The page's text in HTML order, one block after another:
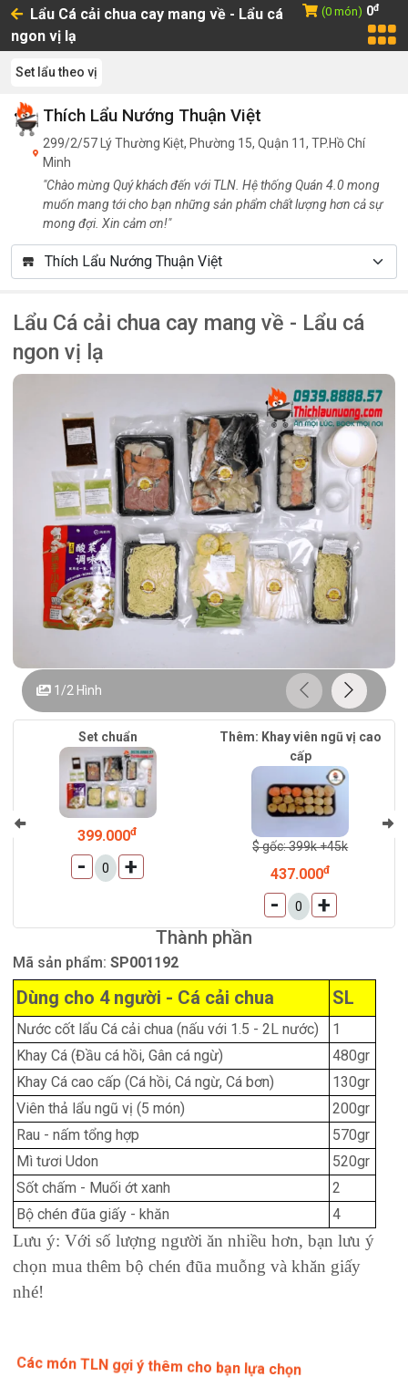
Lẩu Cá cải chua cay mang về - Lẩu cá
ngon vị lạ
(0 món) 0đ
Set lẩu theo vị
Thích Lẩu Nướng Thuận Việt
299/2/57 Lý Thường Kiệt, Phường 15, Quận 11, TP.Hồ Chí
Minh
"Chào mừng Quý khách đến với TLN. Hệ thống Quán 4.0 mong
muốn mang tới cho bạn những sản phẩm chất lượng hơn cả sự
mong đợi. Xin cảm ơn!"
Lẩu Cá cải chua cay mang về - Lẩu cá
ngon vị lạ
1/2 Hình
Set chuẩn
399.000đ
- +
Thêm: Khay viên ngũ vị cao
cấp
$ gốc: 399k +45k
437.000đ
- +
Thành phần
Mã sản phẩm: SP001192
Dùng cho 4 người - Cá cải chua SL
Nước cốt lẩu Cá cải chua (nấu với 1.5 - 2L nước)
1
Khay Cá (Đầu cá hồi, Gân cá ngừ)
480gr
Khay Cá cao cấp (Cá hồi, Cá ngừ, Cá bơn)
130gr
Viên thả lẩu ngũ vị (5 món)
200gr
Rau - nấm tổng hợp
570gr
Mì tươi Udon
520gr
Sốt chấm - Muối ớt xanh
2
Bộ chén đũa giấy - khăn
4
Lưu ý: Với số lượng người ăn nhiều hơn, bạn lưu ý
chọn mua thêm bộ chén đũa muỗng và khăn giấy
nhé!
Các món TLN gợi ý thêm cho bạn lựa chọn